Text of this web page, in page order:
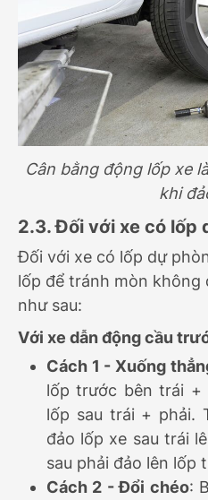
Cân bằng động lốp xe
khi
2.3. Đối với xe có lốp
Đối với xe có lốp dự
lốp để tránh mòn không
như sau:
Với xe dẫn động cầu
Cách 1 - Xuống
lốp trước bên trái +
lốp sau trái + phải.
đảo lốp xe sau trái
sau phải đảo lên lốp
Cách 2 - Đổi chéo: